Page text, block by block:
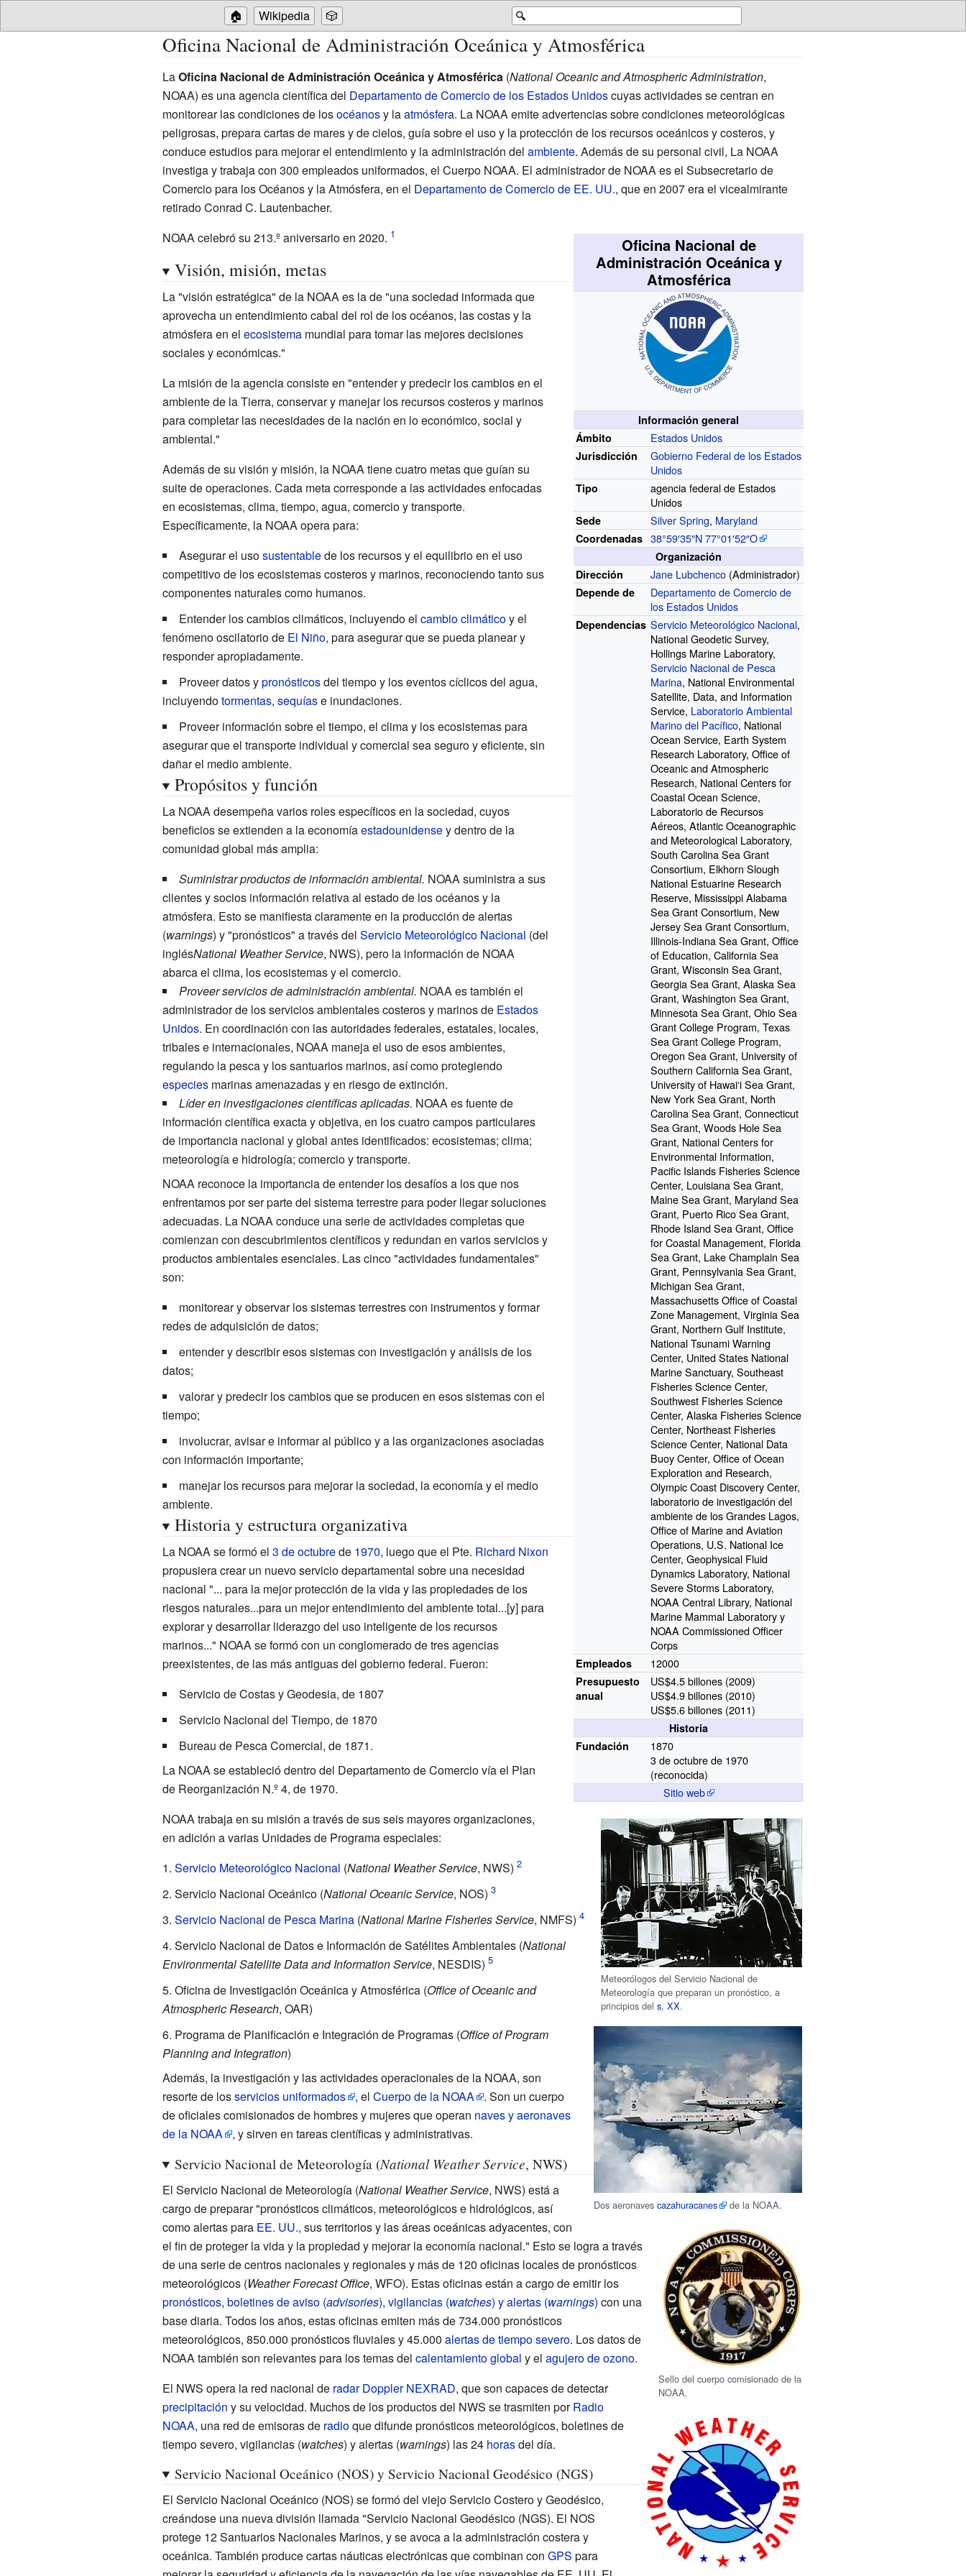
🔍
🏠 Wikipedia 🎲
Oficina Nacional de Administración Oceánica y Atmosférica
LaOficina Nacional de Administración Oceánica y Atmosférica (National Oceanic and Atmospheric Administration,
NOAA) es una agencia científica del Departamento de Comercio de los Estados Unidoscuyas actividades se centran en
monitorear las condiciones de losocéanosy laatmósfera. La NOAA emite advertencias sobre condiciones meteorológicas
peligrosas, prepara cartas de mares y de cielos, guía sobre el uso y la protección de los recursos oceánicos y costeros, y
conduce estudios para mejorar el entendimiento y la administración del ambiente. Además de su personal civil, La NOAA
investiga y trabaja con 300 empleados uniformados, el Cuerpo NOAA. El administrador de NOAA es el Subsecretario de
Comercio para los Océanos y la Atmósfera, en el Departamento de Comercio de EE. UU., que en 2007 era el vicealmirante
retirado Conrad C. Lautenbacher.
Oficina Nacional de
Administración Oceánica y
Atmosférica
Información general
Ámbito
Estados Unidos
Jurisdicción
Gobierno Federal de los Estados
Unidos
Tipo
agencia federal de Estados
Unidos
Sede Silver Spring, Maryland
Coordenadas 38°59′35″N77°01′52″O
Organización
Dirección
Jane Lubchenco (Administrador)
Depende de
Departamento de Comercio de
los Estados Unidos
Dependencias Servicio Meteorológico Nacional,
National Geodetic Survey,
Hollings Marine Laboratory,
Servicio Nacional de Pesca
Marina, National Environmental
Satellite, Data, and Information
Service, Laboratorio Ambiental
Marino del Pacífico, National
Ocean Service, Earth System
Research Laboratory, Office of
Oceanic and Atmospheric
Research, National Centers for
Coastal Ocean Science,
Laboratorio de Recursos
Aéreos, Atlantic Oceanographic
and Meteorological Laboratory,
South Carolina Sea Grant
Consortium, Elkhorn Slough
National Estuarine Research
Reserve, Mississippi Alabama
Sea Grant Consortium, New
Jersey Sea Grant Consortium,
Illinois-Indiana Sea Grant, Office
of Education, California Sea
Grant, Wisconsin Sea Grant,
Georgia Sea Grant, Alaska Sea
Grant, Washington Sea Grant,
Minnesota Sea Grant, Ohio Sea
Grant College Program, Texas
Sea Grant College Program,
Oregon Sea Grant, University of
Southern California Sea Grant,
University of Hawaiʻi Sea Grant,
New York Sea Grant, North
Carolina Sea Grant, Connecticut
Sea Grant, Woods Hole Sea
Grant, National Centers for
Environmental Information,
Pacific Islands Fisheries Science
Center, Louisiana Sea Grant,
Maine Sea Grant, Maryland Sea
Grant, Puerto Rico Sea Grant,
Rhode Island Sea Grant, Office
for Coastal Management, Florida
Sea Grant, Lake Champlain Sea
Grant, Pennsylvania Sea Grant,
Michigan Sea Grant,
Massachusetts Office of Coastal
Zone Management, Virginia Sea
Grant, Northern Gulf Institute,
National Tsunami Warning
Center, United States National
Marine Sanctuary, Southeast
Fisheries Science Center,
Southwest Fisheries Science
Center, Alaska Fisheries Science
Center, Northeast Fisheries
Science Center, National Data
Buoy Center, Office of Ocean
Exploration and Research,
Olympic Coast Discovery Center,
laboratorio de investigación del
ambiente de los Grandes Lagos,
Office of Marine and Aviation
Operations, U.S. National Ice
Center, Geophysical Fluid
Dynamics Laboratory, National
Severe Storms Laboratory,
NOAA Central Library, National
Marine Mammal Laboratory y
NOAA Commissioned Officer
Corps
Empleados 12000
Presupuesto
anual
US$4.5 billones (2009)
US$4.9 billones (2010)
US$5.6 billones (2011)
Historia
Fundación
1870
3 de octubre de 1970
(reconocida)
Sitio web
NOAA celebró su 213.º aniversario en 2020.
Visión, misión, metas
Meteorólogos del Servicio Nacional de
Meteorología que preparan un pronóstico, a
principios dels. XX.
La "visión estratégica" de la NOAA es la de "una sociedad informada que
aprovecha un entendimiento cabal del rol de los océanos, las costas y la
atmósfera en el ecosistemamundial para tomar las mejores decisiones
sociales y económicas."
La misión de la agencia consiste en "entender y predecir los cambios en el
ambiente de la Tierra, conservar y manejar los recursos costeros y marinos
para completar las necesidades de la nación en lo económico, social y
ambiental."
Además de su visión y misión, la NOAA tiene cuatro metas que guían su
suite de operaciones. Cada meta corresponde a las actividades enfocadas
en ecosistemas, clima, tiempo, agua, comercio y transporte.
Específicamente, la NOAA opera para:
Asegurar el usosustentablede los recursos y el equilibrio en el uso
competitivo de los ecosistemas costeros y marinos, reconociendo tanto sus
componentes naturales como humanos.
Entender los cambios climáticos, incluyendo el cambio climáticoy el
fenómeno oscilatorio de El Niño, para asegurar que se pueda planear y
responder apropiadamente.
Proveer datos ypronósticosdel tiempo y los eventos cíclicos del agua,
incluyendotormentas, sequíase inundaciones.
Proveer información sobre el tiempo, el clima y los ecosistemas para
asegurar que el transporte individual y comercial sea seguro y eficiente, sin
dañar el medio ambiente.
Propósitos y función
Dos aeronavescazahuracanes de la NOAA.
La NOAA desempeña varios roles específicos en la sociedad, cuyos
beneficios se extienden a la economíaestadounidensey dentro de la
comunidad global más amplia:
Suministrar productos de información ambiental. NOAA suministra a sus
clientes y socios información relativa al estado de los océanos y la
atmósfera. Esto se manifiesta claramente en la producción de alertas
(warnings) y "pronósticos" a través del Servicio Meteorológico Nacional (del
inglésNational Weather Service, NWS), pero la información de NOAA
abarca el clima, los ecosistemas y el comercio.
Proveer servicios de administración ambiental. NOAA es también el
administrador de los servicios ambientales costeros y marinos de Estados
Unidos. En coordinación con las autoridades federales, estatales, locales,
tribales e internacionales, NOAA maneja el uso de esos ambientes,
regulando la pesca y los santuarios marinos, así como protegiendo
especiesmarinas amenazadas y en riesgo de extinción.
Líder en investigaciones científicas aplicadas. NOAA es fuente de
información científica exacta y objetiva, en los cuatro campos particulares
de importancia nacional y global antes identificados: ecosistemas; clima;
meteorología e hidrología; comercio y transporte.
NOAA reconoce la importancia de entender los desafíos a los que nos
enfrentamos por ser parte del sistema terrestre para poder llegar soluciones
adecuadas. La NOAA conduce una serie de actividades completas que
comienzan con descubrimientos científicos y redundan en varios servicios y
productos ambientales esenciales. Las cinco "actividades fundamentales"
son:
monitorear y observar los sistemas terrestres con instrumentos y formar
redes de adquisición de datos;
entender y describir esos sistemas con investigación y análisis de los
datos;
valorar y predecir los cambios que se producen en esos sistemas con el
tiempo;
involucrar, avisar e informar al público y a las organizaciones asociadas
con información importante;
manejar los recursos para mejorar la sociedad, la economía y el medio
ambiente.
Historia y estructura organizativa
Sello del cuerpo comisionado de la
NOAA.
La NOAA se formó el 3 de octubrede 1970, luego que el Pte. Richard Nixon
propusiera crear un nuevo servicio departamental sobre una necesidad
nacional "... para la mejor protección de la vida y las propiedades de los
riesgos naturales...para un mejor entendimiento del ambiente total...[y] para
explorar y desarrollar liderazgo del uso inteligente de los recursos
marinos..." NOAA se formó con un conglomerado de tres agencias
preexistentes, de las más antiguas del gobierno federal. Fueron:
Servicio de Costas y Geodesia, de 1807
Servicio Nacional del Tiempo, de 1870
Bureau de Pesca Comercial, de 1871.
La NOAA se estableció dentro del Departamento de Comercio vía el Plan
de Reorganización N.º 4, de 1970.
NOAA trabaja en su misión a través de sus seis mayores organizaciones,
en adición a varias Unidades de Programa especiales:
Servicio Meteorológico Nacional (National Weather Service, NWS)
Servicio Nacional Oceánico(National Oceanic Service, NOS)
Servicio Nacional de Pesca Marina(National Marine Fisheries Service, NMFS)
Servicio Nacional de Datos e Información de Satélites Ambientales(National
Environmental Satellite Data and Information Service, NESDIS)
Oficina de Investigación Oceánica y Atmosférica (Office of Oceanic and
Atmospheric Research, OAR)
Programa de Planificación e Integración de Programas (Office of Program
Planning and Integration)
Además, la investigación y las actividades operacionales de la NOAA, son
resorte de losservicios uniformados , el Cuerpo de la NOAA . Son un cuerpo
de oficiales comisionados de hombres y mujeres que operan naves y aeronaves
de la NOAA , y sirven en tareas científicas y administrativas.
Servicio Nacional de Meteorología (National Weather Service, NWS)
El Servicio Nacional de Meteorología (National Weather Service, NWS) está a
cargo de preparar "pronósticos climáticos, meteorológicos e hidrológicos, así
como alertas para EE. UU., sus territorios y las áreas oceánicas adyacentes, con
el fin de proteger la vida y la propiedad y mejorar la economía nacional." Esto se logra a través
de una serie de centros nacionales y regionales y más de 120 oficinas locales de pronósticos
meteorológicos (Weather Forecast Office, WFO). Estas oficinas están a cargo de emitir los
pronósticos, boletines de aviso (advisories), vigilancias (watches) y alertas (warnings) con una
base diaria. Todos los años, estas oficinas emiten más de 734.000 pronósticos
meteorológicos, 850.000 pronósticos fluviales y 45.000 alertas de tiempo severo. Los datos de
NOAA también son relevantes para los temas del calentamiento global y el agujero de ozono.
El NWS opera la red nacional de radar Doppler NEXRAD, que son capaces de detectar
precipitación y su velocidad. Muchos de los productos del NWS se trasmiten porRadio
NOAA, una red de emisoras de radioque difunde pronósticos meteorológicos, boletines de
tiempo severo, vigilancias (watches) y alertas (warnings) las 24 horasdel día.
Servicio Nacional Oceánico (NOS) y Servicio Nacional Geodésico (NGS)
El Servicio Nacional Oceánico (NOS) se formó del viejo Servicio Costero y Geodésico,
creándose una nueva división llamada "Servicio Nacional Geodésico (NGS). El NOS
protege 12 Santuarios Nacionales Marinos, y se avoca a la administración costera y
oceánica. También produce cartas náuticas electrónicas que combinan con GPS para